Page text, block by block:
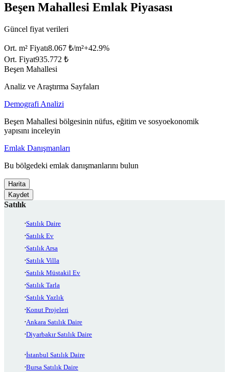
Beşen Mahallesi Emlak Piyasası
Güncel fiyat verileri
Ort. m² Fiyatı8.067 ₺/m²+42.9%
Ort. Fiyat935.772 ₺
Beşen Mahallesi
Analiz ve Araştırma Sayfaları
Demografi Analizi
Beşen Mahallesi bölgesinin nüfus, eğitim ve sosyoekonomik
yapısını inceleyin
Emlak Danışmanları
Bu bölgedeki emlak danışmanlarını bulun
Harita
Kaydet
Satılık
Satılık Daire
Satılık Ev
Satılık Arsa
Satılık Villa
Satılık Müstakil Ev
Satılık Tarla
Satılık Yazlık
Konut Projeleri
Ankara Satılık Daire
Diyarbakır Satılık Daire
İstanbul Satılık Daire
Bursa Satılık Daire